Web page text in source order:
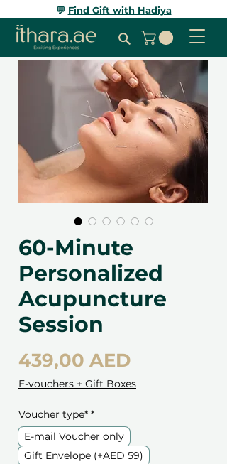
💬 Find Gift with Hadiya
60-Minute
Personalized
Acupuncture
Session
439,00 AEDЦена
E-vouchers + Gift Boxes
Voucher type* *
E-mail Voucher only
Gift Envelope (+AED 59)